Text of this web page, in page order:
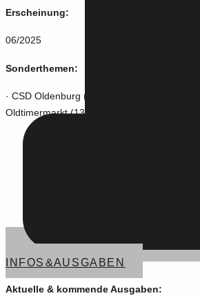
Erscheinung:
06/2025
Sonderthemen:
· CSD Oldenburg (21.6.) · draußen
Oldtimermarkt (13.-15.6.)
INFOS & AUSGABEN
Aktuelle & kommende Ausgaben: